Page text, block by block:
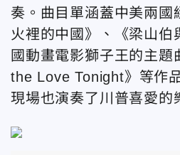
奏。曲目單涵蓋中美兩國
火裡的中國》、《梁山伯
國動畫電影獅子王的主題
the Love Tonight》等作
現場也演奏了川普喜愛的